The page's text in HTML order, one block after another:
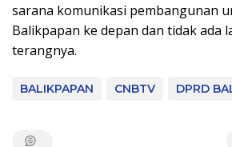
sarana komunikasi pembangunan
Balikpapan ke depan dan tidak ada
terangnya.
BALIKPAPAN CNBTV DPRD